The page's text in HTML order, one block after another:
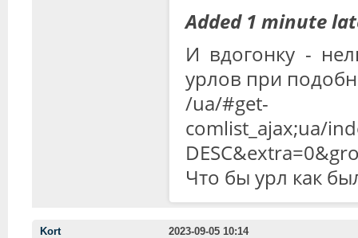
Added 1 minute
И вдогонку -
урлов при
/ua/#get-
comlist_ajax;ua/
Что бы урл как
Kort 2023-09-05 10:14